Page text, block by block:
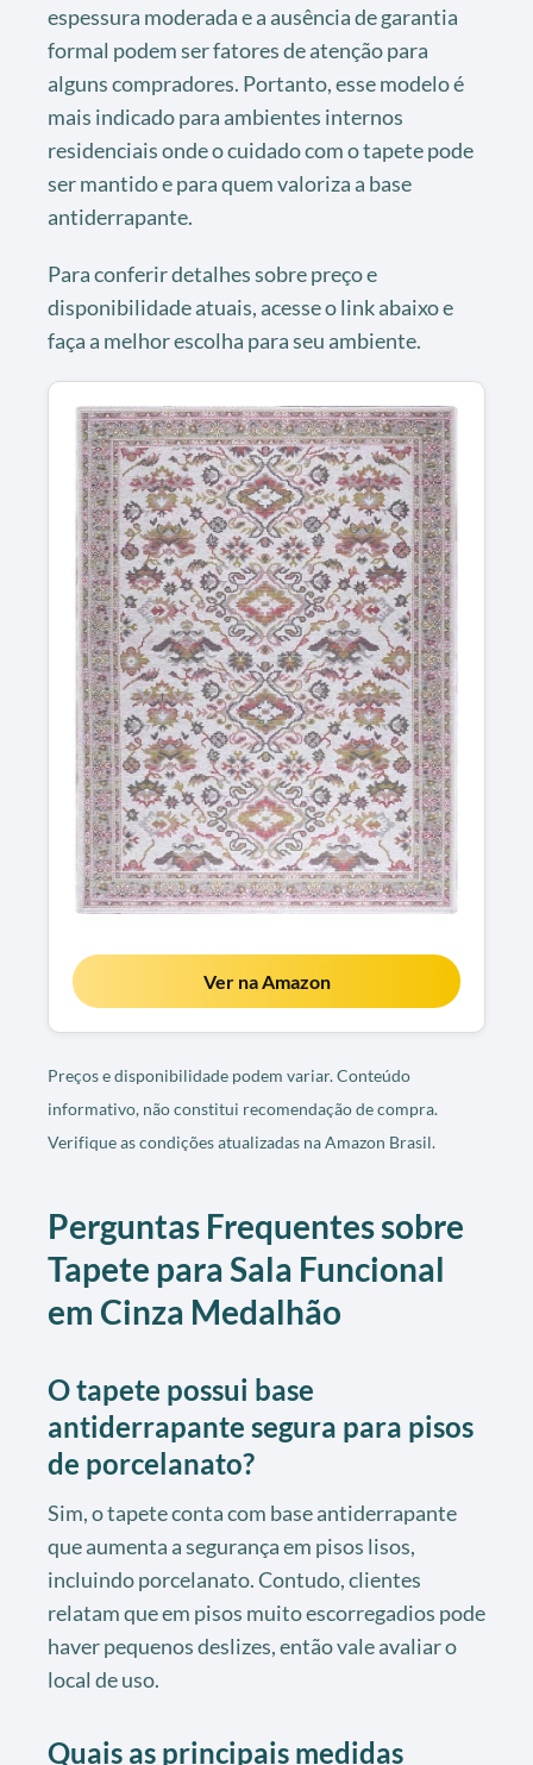
espessura moderada e a ausência de garantia
formal podem ser fatores de atenção para
alguns compradores. Portanto, esse modelo é
mais indicado para ambientes internos
residenciais onde o cuidado com o tapete pode
ser mantido e para quem valoriza a base
antiderrapante.
Para conferir detalhes sobre preço e
disponibilidade atuais, acesse o link abaixo e
faça a melhor escolha para seu ambiente.
Ver na Amazon
Preços e disponibilidade podem variar. Conteúdo
informativo, não constitui recomendação de compra.
Verifique as condições atualizadas na Amazon Brasil.
Perguntas Frequentes sobre
Tapete para Sala Funcional
em Cinza Medalhão
O tapete possui base
antiderrapante segura para pisos
de porcelanato?
Sim, o tapete conta com base antiderrapante
que aumenta a segurança em pisos lisos,
incluindo porcelanato. Contudo, clientes
relatam que em pisos muito escorregadios pode
haver pequenos deslizes, então vale avaliar o
local de uso.
Quais as principais medidas